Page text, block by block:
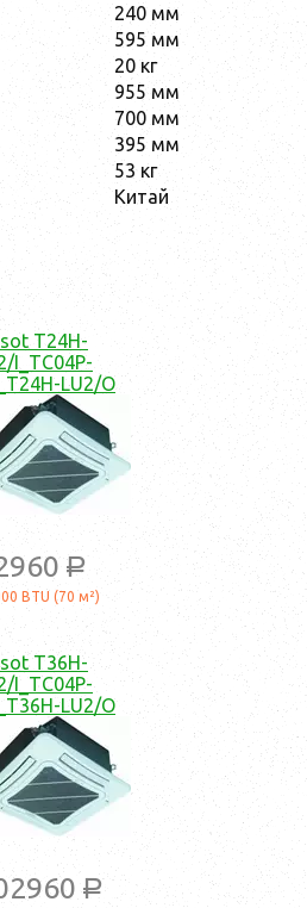
240 мм
595 мм
20 кг
955 мм
700 мм
395 мм
53 кг
Китай
T24H-
I_TC04P-
LU2/O
a
BTU (70 м²)
T36H-
I_TC04P-
LU2/O
a